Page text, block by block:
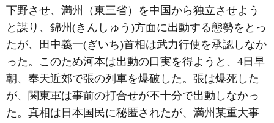
下野させ、満州（東三省）を中国から独立させよう
と謀り、錦州(きんしゅう)方面に出動する態勢をとっ
たが、田中義一(ぎいち)首相は武力行使を承認しなか
った。このため河本は出動の口実を得ようと、4日早
朝、奉天近郊で張の列車を爆破した。張は爆死した
が、関東軍は事前の打合せが不十分で出動しなかっ
た。真相は日本国民に秘匿されたが、満州某重大事